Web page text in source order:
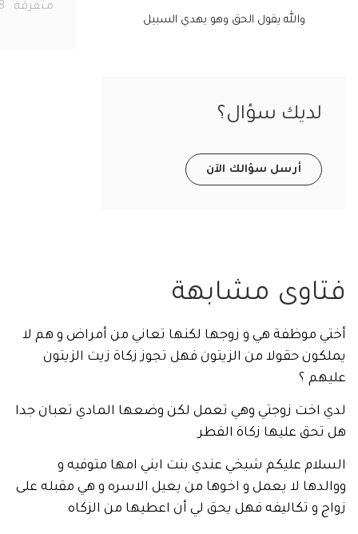
والله يقول الحق وهو يهدي السبيل
سؤال؟
أرسل سؤالك الآن
متفرقة
278
مشابهة
موظفة هي و زوجها لكنها تعاني من أمراض و هم لا
حقولا من الزيتون فهل تجوز زكاة زيت الزيتون
؟
زوجتي وهي تعمل لكن وضعها المادي تعبان جدا
عليها زكاة الفطر
عليكم شيخي عندي بنت ابني امها متوفيه و
لا يعمل و اخوها من يعيل الاسره و هي مقبله على
و تكاليفه فهل يحق لي أن اعطيها من الزكاه